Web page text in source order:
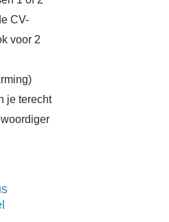
CV-
voor 2
je terecht